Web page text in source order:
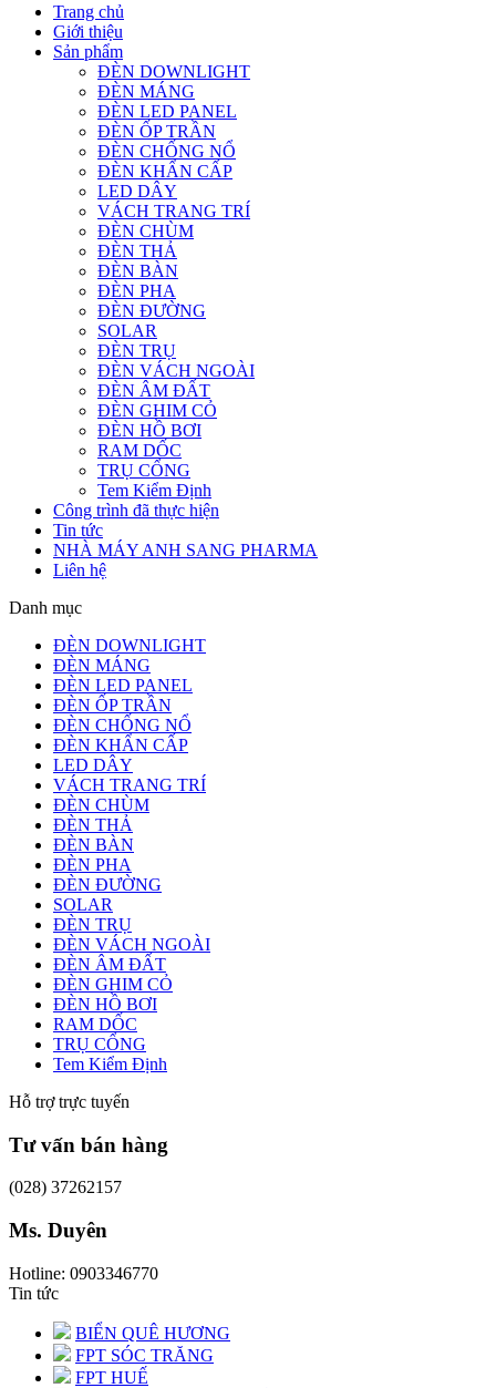
Trang chủ
Giới thiệu
Sản phẩm
ĐÈN DOWNLIGHT
ĐÈN MÁNG
ĐÈN LED PANEL
ĐÈN ỐP TRẦN
ĐÈN CHỐNG NỔ
ĐÈN KHẨN CẤP
LED DÂY
VÁCH TRANG TRÍ
ĐÈN CHÙM
ĐÈN THẢ
ĐÈN BÀN
ĐÈN PHA
ĐÈN ĐƯỜNG
SOLAR
ĐÈN TRỤ
ĐÈN VÁCH NGOÀI
ĐÈN ÂM ĐẤT
ĐÈN GHIM CỎ
ĐÈN HỒ BƠI
RAM DỐC
TRỤ CỔNG
Tem Kiểm Định
Công trình đã thực hiện
Tin tức
NHÀ MÁY ANH SANG PHARMA
Liên hệ
Danh mục
ĐÈN DOWNLIGHT
ĐÈN MÁNG
ĐÈN LED PANEL
ĐÈN ỐP TRẦN
ĐÈN CHỐNG NỔ
ĐÈN KHẨN CẤP
LED DÂY
VÁCH TRANG TRÍ
ĐÈN CHÙM
ĐÈN THẢ
ĐÈN BÀN
ĐÈN PHA
ĐÈN ĐƯỜNG
SOLAR
ĐÈN TRỤ
ĐÈN VÁCH NGOÀI
ĐÈN ÂM ĐẤT
ĐÈN GHIM CỎ
ĐÈN HỒ BƠI
RAM DỐC
TRỤ CỔNG
Tem Kiểm Định
Hỗ trợ trực tuyến
Tư vấn bán hàng
(028) 37262157
Ms. Duyên
Hotline: 0903346770
Tin tức
BIỂN QUÊ HƯƠNG
FPT SÓC TRĂNG
FPT HUẾ